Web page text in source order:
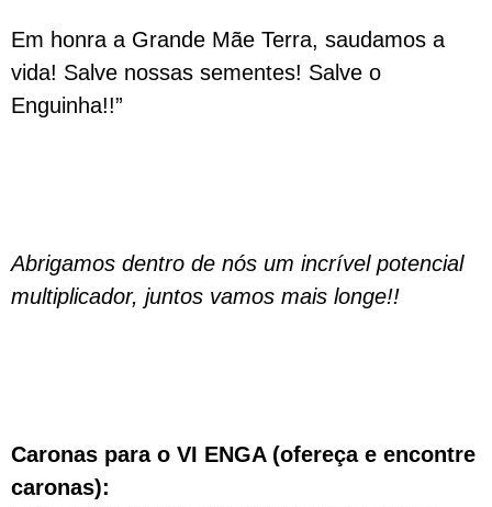
Em honra a Grande Mãe Terra, saudamos a
vida! Salve nossas sementes! Salve o
Enguinha!!”
Abrigamos dentro de nós um incrível potencial
multiplicador, juntos vamos mais longe!!
Caronas para o VI ENGA (ofereça e encontre
caronas):